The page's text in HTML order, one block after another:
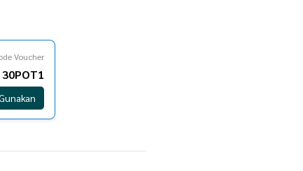
Voucher
30POT1